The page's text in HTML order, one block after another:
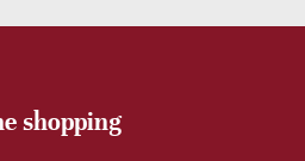
shopping